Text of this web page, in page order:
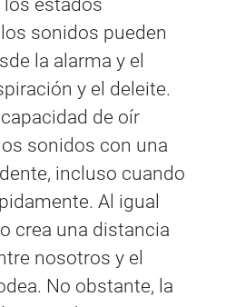
los estados
sonidos pueden
la alarma y el
y el deleite.
de oír
sonidos con una
incluso cuando
Al igual
crea una distancia
nosotros y el
No obstante, la